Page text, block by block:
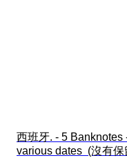
西班牙. - 5 Banknotes
various dates  (沒有保